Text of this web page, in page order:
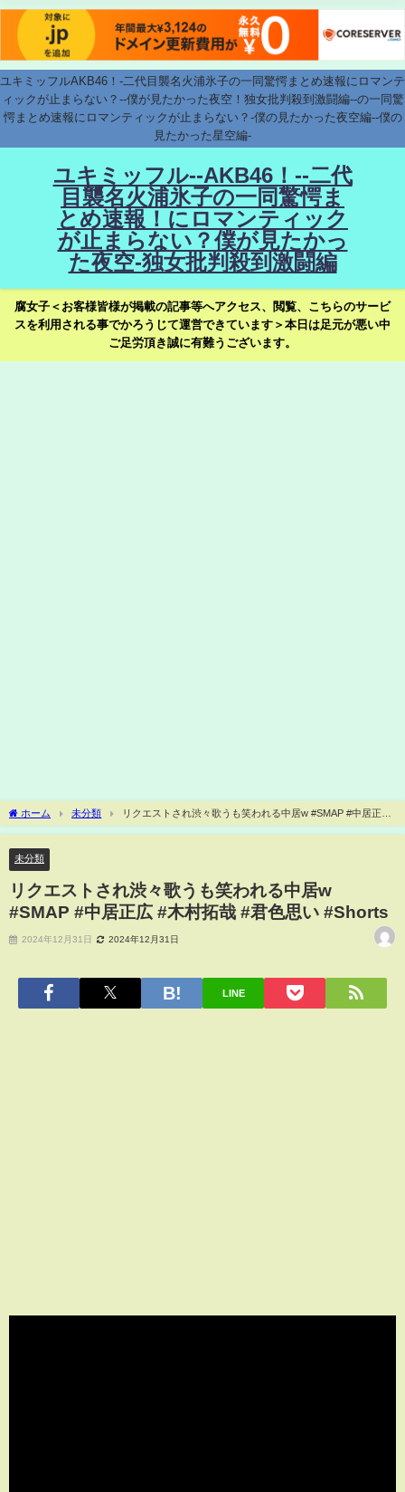
ユキミッフルAKB46！-二代目襲名火浦氷子の一同驚愕まとめ速報にロマンテ
ィックが止まらない？--僕が見たかった夜空！独女批判殺到激闘編--の一同驚
愕まとめ速報にロマンティックが止まらない？-僕の見たかった夜空編--僕の
見たかった星空編-
ユキミッフル--AKB46！--二代
目襲名火浦氷子の一同驚愕ま
とめ速報！にロマンティック
が止まらない？僕が見たかっ
た夜空-独女批判殺到激闘編
腐女子＜お客様皆様が掲載の記事等へアクセス、閲覧、こちらのサービ
スを利用される事でかろうじて運営できています＞本日は足元が悪い中
ご足労頂き誠に有難うございます。
ホーム 未分類
リクエストされ渋々歌うも笑われる中居w #SMAP #中居正広
#木村拓哉 #君色思い #Shorts
未分類
リクエストされ渋々歌うも笑われる中居w
#SMAP #中居正広 #木村拓哉 #君色思い #Shorts
2024年12月31日 2024年12月31日
LINE